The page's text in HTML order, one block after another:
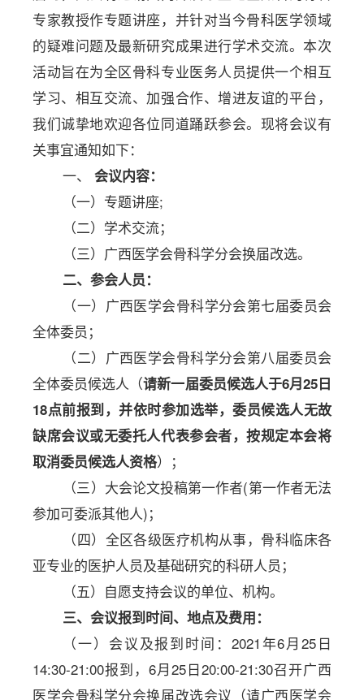
专家教授作专题讲座，并针对当今骨科医学领域
的疑难问题及最新研究成果进行学术交流。本次
活动旨在为全区骨科专业医务人员提供一个相互
学习、相互交流、加强合作、增进友谊的平台，
我们诚挚地欢迎各位同道踊跃参会。现将会议有
关事宜通知如下：
一、会议内容：
（一）专题讲座;
（二）学术交流；
（三）广西医学会骨科学分会换届改选。
二、参会人员：
（一）广西医学会骨科学分会第七届委员会
全体委员；
（二）广西医学会骨科学分会第八届委员会
全体委员候选人（请新一届委员候选人于6月25日
18点前报到，并依时参加选举，委员候选人无故
缺席会议或无委托人代表参会者，按规定本会将
取消委员候选人资格）；
（三） 大会论文投稿第一作者(第一作者无法
参加可委派其他人)；
（四）全区各级医疗机构从事，骨科临床各
亚专业的医护人员及基础研究的科研人员；
（五）自愿支持会议的单位、机构。
三、会议报到时间、地点及费用：
（一）会议及报到时间：2021年6月25日
14:30-21:00报到，6月25日20:00-21:30召开广西
医学会骨科学分会换届改选会议（请广西医学会